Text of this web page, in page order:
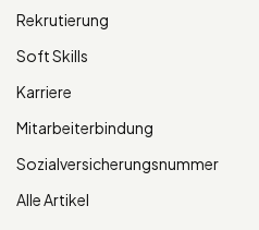
Rekrutierung
Soft Skills
Karriere
Mitarbeiterbindung
Sozialversicherungsnummer
Alle Artikel